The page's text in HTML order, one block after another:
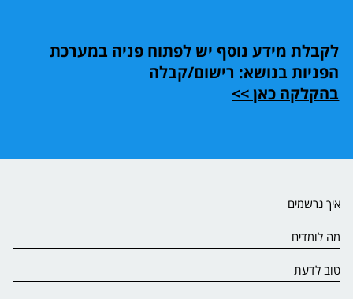
לקבלת מידע נוסף יש לפתוח פניה במערכת
הפניות בנושא: רישום/קבלה
בהקלקה כאן >>
איך נרשמים
מה לומדים
טוב לדעת